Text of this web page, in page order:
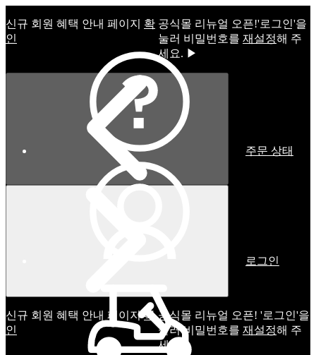
신규 회원 혜택 안내 페이지 확
인
공식몰 리뉴얼 오픈!ㅤ'로그인'을
눌러 비밀번호를 재설정해 주
세요. ▶
신규 회원 혜택 안내 페이지확
인
공식몰 리뉴얼 오픈! '로그인'을
눌러 비밀번호를 재설정해 주
세요.
주문 상태
로그인